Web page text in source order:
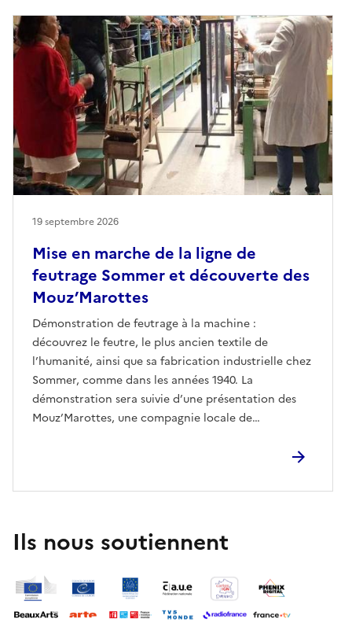
Mise en marche de la ligne de
feutrage Sommer et découverte des
Mouz’Marottes
Démonstration de feutrage à la machine :
découvrez le feutre, le plus ancien textile de
l’humanité, ainsi que sa fabrication industrielle chez
Sommer, comme dans les années 1940. La
démonstration sera suivie d’une présentation des
Mouz’Marottes, une compagnie locale de
19 septembre 2026
Ils nous soutiennent